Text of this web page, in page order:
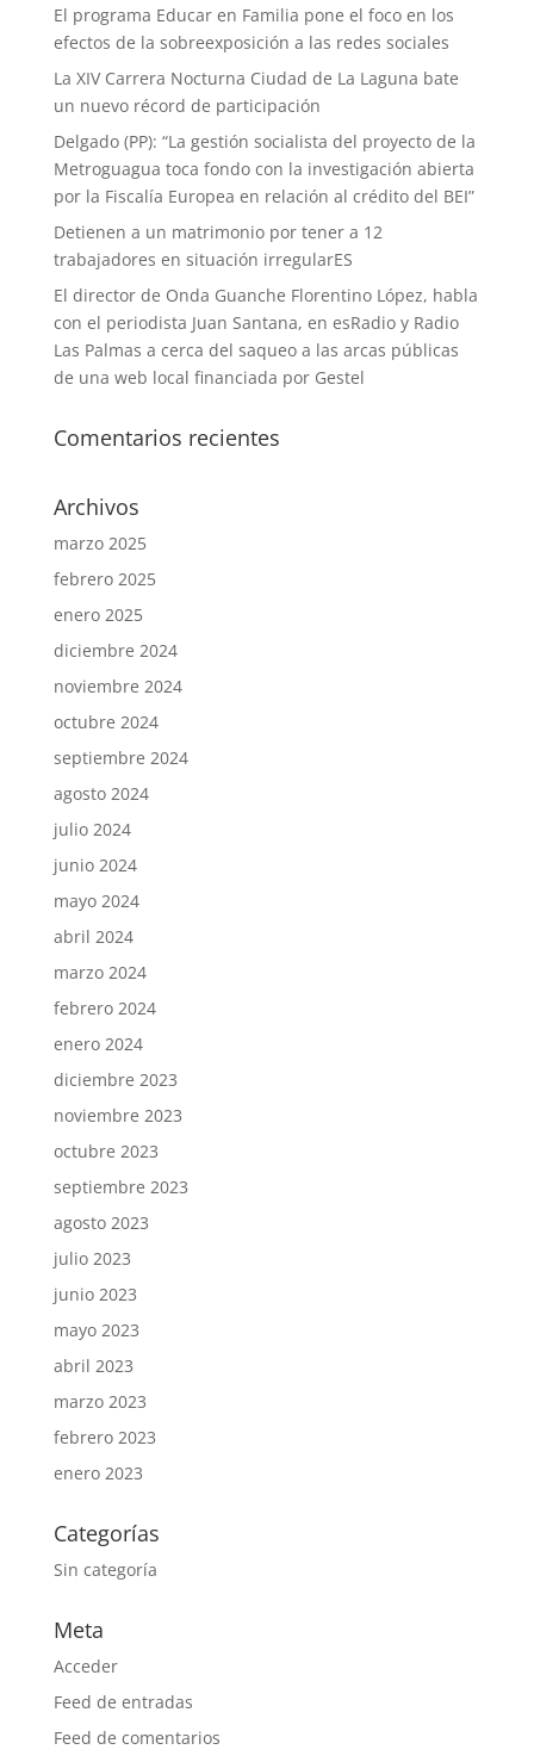
El programa Educar en Familia pone el foco en los
efectos de la sobreexposición a las redes sociales
La XIV Carrera Nocturna Ciudad de La Laguna bate
un nuevo récord de participación
Delgado (PP): “La gestión socialista del proyecto de la
Metroguagua toca fondo con la investigación abierta
por la Fiscalía Europea en relación al crédito del BEI”
Detienen a un matrimonio por tener a 12
trabajadores en situación irregularES
El director de Onda Guanche Florentino López, habla
con el periodista Juan Santana, en esRadio y Radio
Las Palmas a cerca del saqueo a las arcas públicas
de una web local financiada por Gestel
Comentarios recientes
Archivos
marzo 2025
febrero 2025
enero 2025
diciembre 2024
noviembre 2024
octubre 2024
septiembre 2024
agosto 2024
julio 2024
junio 2024
mayo 2024
abril 2024
marzo 2024
febrero 2024
enero 2024
diciembre 2023
noviembre 2023
octubre 2023
septiembre 2023
agosto 2023
julio 2023
junio 2023
mayo 2023
abril 2023
marzo 2023
febrero 2023
enero 2023
Categorías
Sin categoría
Meta
Acceder
Feed de entradas
Feed de comentarios